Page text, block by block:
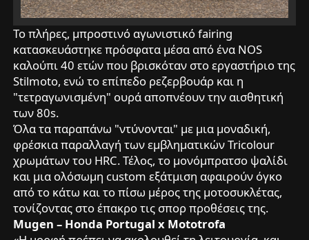
Το πλήρες, μπροστινό αγωνιστικό fairing
κατασκευάστηκε πρόσφατα μέσα από ένα NOS
καλούπι 40 ετών που βρισκόταν στο εργαστήριο της
Stilmoto, ενώ το επίπεδο ρεζερβουάρ και η
"τετραγωνισμένη" ουρά αποπνέουν την αισθητική
των 80s.
Όλα τα παραπάνω "ντύνονται" με μια μοναδική,
φρέσκια παραλλαγή των εμβληματικών Tricolour
χρωμάτων του HRC. Τέλος, το μονόμπρατσο ψαλίδι
και μια ολόσωμη custom εξάτμιση αφαιρούν όγκο
από το κάτω και το πίσω μέρος της μοτοσυκλέτας,
τονίζοντας στο έπακρο τις σπορ προθέσεις της.
Mugen – Honda Portugal x Mototrofa